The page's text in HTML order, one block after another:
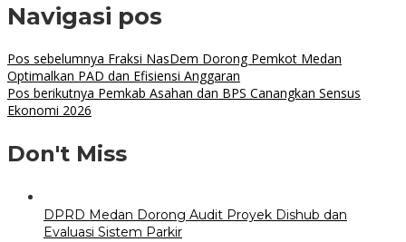
Navigasi pos
Pos sebelumnya Fraksi NasDem Dorong Pemkot Medan
Optimalkan PAD dan Efisiensi Anggaran
Pos berikutnya Pemkab Asahan dan BPS Canangkan Sensus
Ekonomi 2026
Don't Miss
DPRD Medan Dorong Audit Proyek Dishub dan
Evaluasi Sistem Parkir